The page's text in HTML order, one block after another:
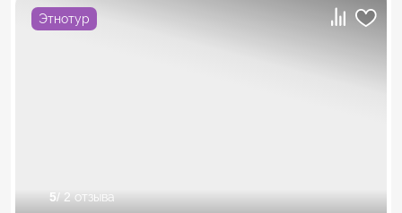
Этнотур
5/ 2 отзыва